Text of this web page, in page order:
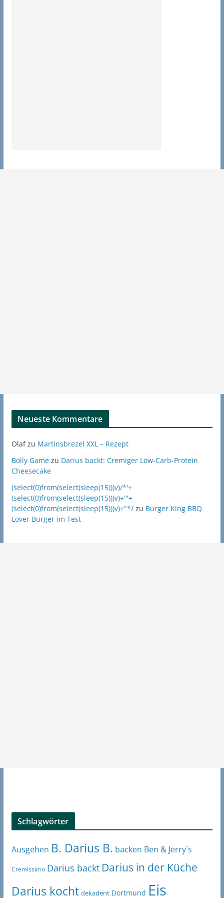
Neueste Kommentare
Olafzu Martinsbrezel XXL – Rezept
Bolly Gamezu Darius backt: Cremiger Low-Carb-Protein
Cheesecake
(select(0)from(select(sleep(15)))v)/*'+
(select(0)from(select(sleep(15)))v)+'"+
(select(0)from(select(sleep(15)))v)+"*/zu Burger King BBQ
Lover Burger im Test
Schlagwörter
Ausgehen B. Darius B. backen Ben & Jerry´s
Cremissimo Darius backt Darius in der Küche
Darius kocht dekadent Dortmund Eis